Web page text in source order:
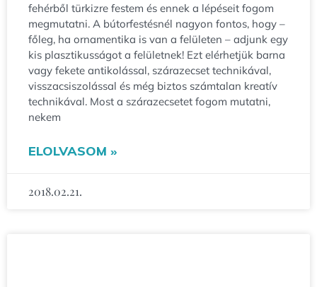
fehérből türkizre festem és ennek a lépéseit fogom
megmutatni. A bútorfestésnél nagyon fontos, hogy –
főleg, ha ornamentika is van a felületen – adjunk egy
kis plasztikusságot a felületnek! Ezt elérhetjük barna
vagy fekete antikolással, szárazecset technikával,
visszacsiszolással és még biztos számtalan kreatív
technikával. Most a szárazecsetet fogom mutatni,
nekem
ELOLVASOM »
2018.02.21.